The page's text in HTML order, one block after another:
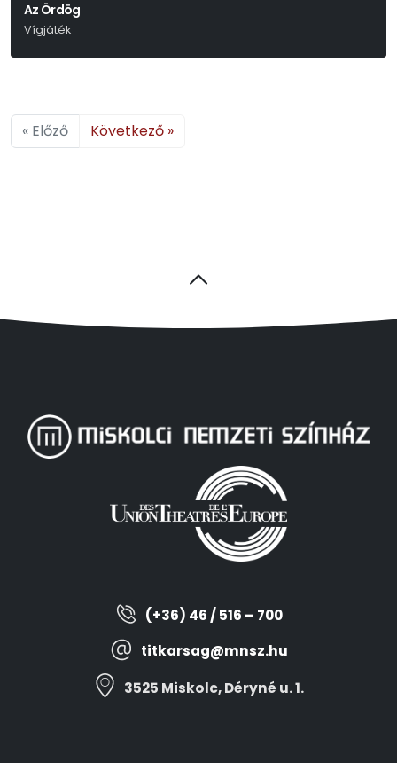
Az Ördög
Vígjáték
« Előző Következő »
(+36) 46 / 516 – 700
titkarsag@mnsz.hu
3525 Miskolc, Déryné u. 1.